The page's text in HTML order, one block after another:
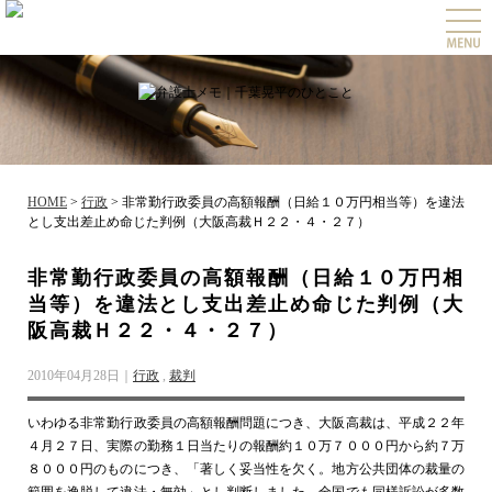
HOME > 行政 > 非常勤行政委員の高額報酬（日給１０万円相当等）を違法
とし支出差止め命じた判例（大阪高裁Ｈ２２・４・２７）
非常勤行政委員の高額報酬（日給１０万円相
当等）を違法とし支出差止め命じた判例（大
阪高裁Ｈ２２・４・２７）
2010年04月28日｜ 行政 , 裁判
いわゆる非常勤行政委員の高額報酬問題につき、大阪高裁は、平成２２年
４月２７日、実際の勤務１日当たりの報酬約１０万７０００円から約７万
８０００円のものにつき、「著しく妥当性を欠く。地方公共団体の裁量の